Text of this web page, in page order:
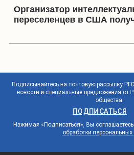
Организатор
переселенцев в США
Подписывайтесь на почтовую рассылку
новости и специальные предложения от
общества.
ПОДПИСАТЬСЯ
Нажимая «Подписаться», Вы соглашаетесь
обработки